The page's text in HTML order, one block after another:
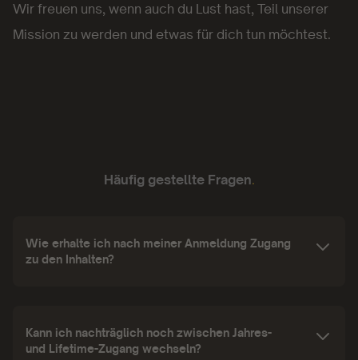
Wir freuen uns, wenn auch du Lust hast, Teil unserer
Mission zu werden und etwas für dich tun möchtest.
Häufig gestellte Fragen.
Wie erhalte ich nach meiner Anmeldung Zugang
zu den Inhalten?
Kann ich nachträglich noch zwischen Jahres-
und Lifetime-Zugang wechseln?